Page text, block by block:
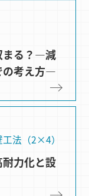
まる？―減
の考え方―
法（2×4）
力化と設